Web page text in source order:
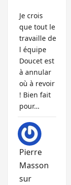
Je crois
que tout le
travaille de
l équipe
Doucet est
à annular
où à revoir
! Bien fait
pour…
Pierre
Masson
sur